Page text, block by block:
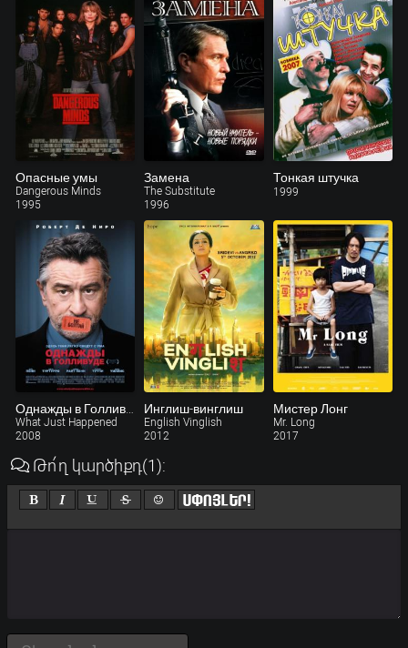
Опасные умы
Dangerous Minds
1995
Замена
The Substitute
1996
Тонкая штучка
1999
What Just Happened
2008
Инглиш-винглиш
English Vinglish
2012
Мистер Лонг
Mr. Long
2017
Թո՛ղ կարծիքդ(1):